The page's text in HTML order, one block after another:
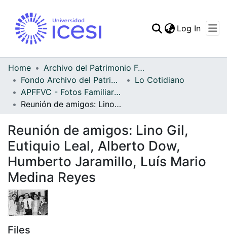
Statistics
Log In
Home
Archivo del Patrimonio Fotográfico y Fílmico del Valle del Cauca
Fondo Archivo del Patrimonio Fotográfico y Fílmico del Valle del Cauca
Lo Cotidiano
APFFVC - Fotos Familiares - Patrimonial
Reunión de amigos: Lino Gil, Eutiquio Leal, Alberto Dow, Humberto Jaramillo, Luís Mario Medina Reyes
Reunión de amigos: Lino Gil,
Eutiquio Leal, Alberto Dow,
Humberto Jaramillo, Luís Mario
Medina Reyes
Files